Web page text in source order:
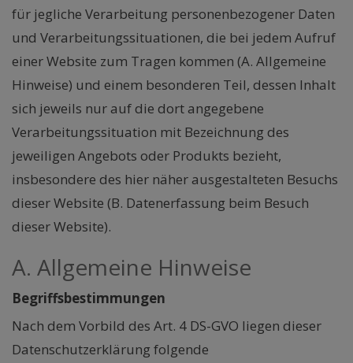
für jegliche Verarbeitung personenbezogener Daten
und Verarbeitungssituationen, die bei jedem Aufruf
einer Website zum Tragen kommen (A. Allgemeine
Hinweise) und einem besonderen Teil, dessen Inhalt
sich jeweils nur auf die dort angegebene
Verarbeitungssituation mit Bezeichnung des
jeweiligen Angebots oder Produkts bezieht,
insbesondere des hier näher ausgestalteten Besuchs
dieser Website (B. Datenerfassung beim Besuch
dieser Website).
A. Allgemeine Hinweise
Begriffsbestimmungen
Nach dem Vorbild des Art. 4 DS-GVO liegen dieser
Datenschutzerklärung folgende